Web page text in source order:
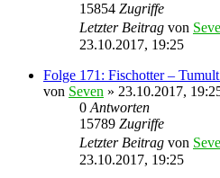
15854 Zugriffe
Letzter Beitrag von
23.10.2017, 19:25
Folge 171: Fischotter –
von Seven » 23.10.2017,
0 Antworten
15789 Zugriffe
Letzter Beitrag von
23.10.2017, 19:25